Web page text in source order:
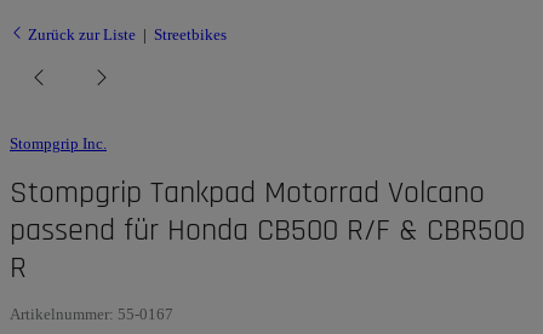
Zurück zur Liste Streetbikes
Stompgrip Inc.
Stompgrip Tankpad Motorrad Volcano
passend für Honda CB500 R/F & CBR500
R
Artikelnummer: 55-0167